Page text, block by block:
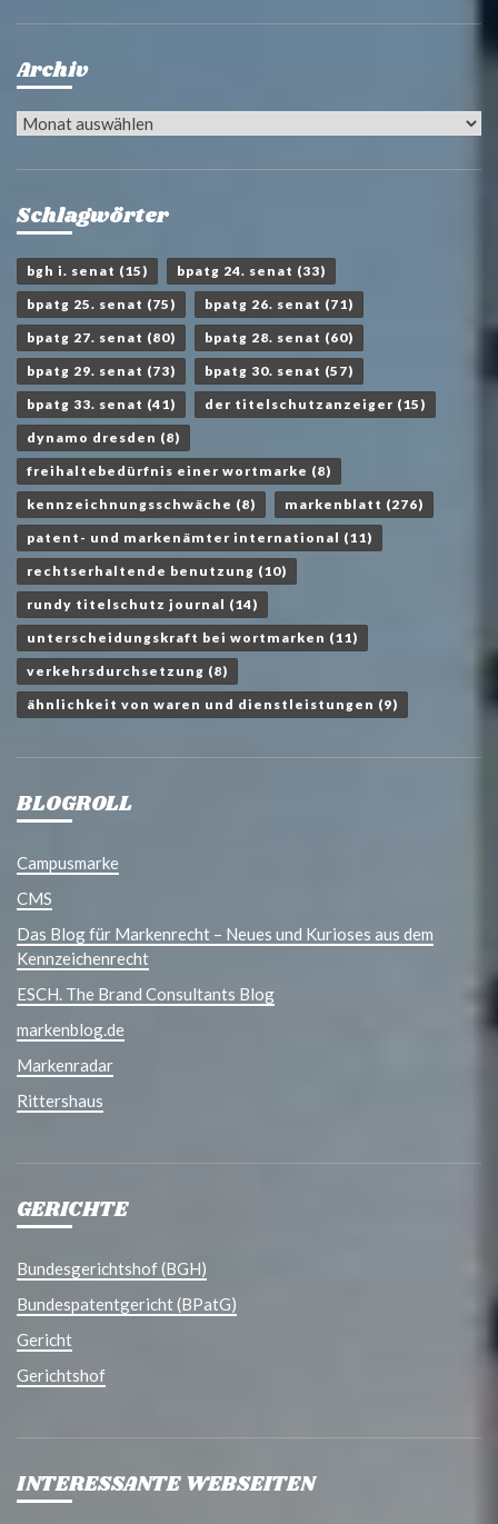
Archiv
Archiv
Schlagwörter
bgh i. senat (15) bpatg 24. senat (33)
bpatg 25. senat (75) bpatg 26. senat (71)
bpatg 27. senat (80) bpatg 28. senat (60)
bpatg 29. senat (73) bpatg 30. senat (57)
bpatg 33. senat (41) der titelschutzanzeiger (15)
dynamo dresden (8)
freihaltebedürfnis einer wortmarke (8)
kennzeichnungsschwäche (8) markenblatt (276)
patent- und markenämter international (11)
rechtserhaltende benutzung (10)
rundy titelschutz journal (14)
unterscheidungskraft bei wortmarken (11)
verkehrsdurchsetzung (8)
ähnlichkeit von waren und dienstleistungen (9)
BLOGROLL
Campusmarke
CMS
Das Blog für Markenrecht – Neues und Kurioses aus dem
Kennzeichenrecht
ESCH. The Brand Consultants Blog
markenblog.de
Markenradar
Rittershaus
GERICHTE
Bundesgerichtshof (BGH)
Bundespatentgericht (BPatG)
Gericht
Gerichtshof
INTERESSANTE WEBSEITEN